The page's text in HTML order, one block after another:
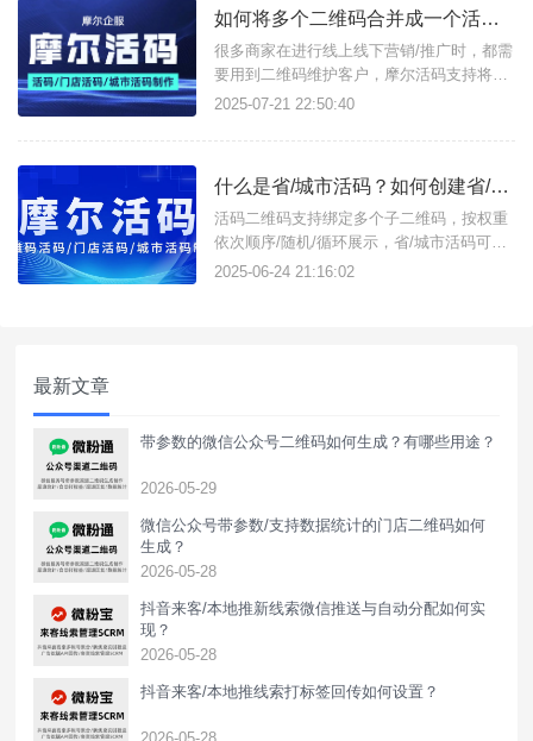
入摩尔活码/短链接这一个工具即可实现。支
持生成以下类型工具：活码二
如何将多个二维码合并成一个活码二维码？
很多商家在进行线上线下营销/推广时，都需
要用到二维码维护客户，摩尔活码支持将多
个企微/个微/QQ群二维码合并成一个活码二
示方式及上限数。如何将多个二维码合并成
登录后台；选择创建活码功能，设置二维码
展示切换方式，展示样式，
2025-07-21 22:50:40
什么是省/城市活码？如何创建省/城市活码二维码？
活码二维码支持绑定多个子二维码，按权重
依次顺序/随机/循环展示，省/城市活码可以
根据用户所属位置展示对应省/城市微信/群
2025-06-24 21:16:02
最新文章
带参数的微信公众号二维码如何生成？有哪些用途？
2026-05-29
微信公众号带参数/支持数据统计的门店二维码如何
生成？
2026-05-28
抖音来客/本地推新线索微信推送与自动分配如何实
现？
2026-05-28
抖音来客/本地推线索打标签回传如何设置？